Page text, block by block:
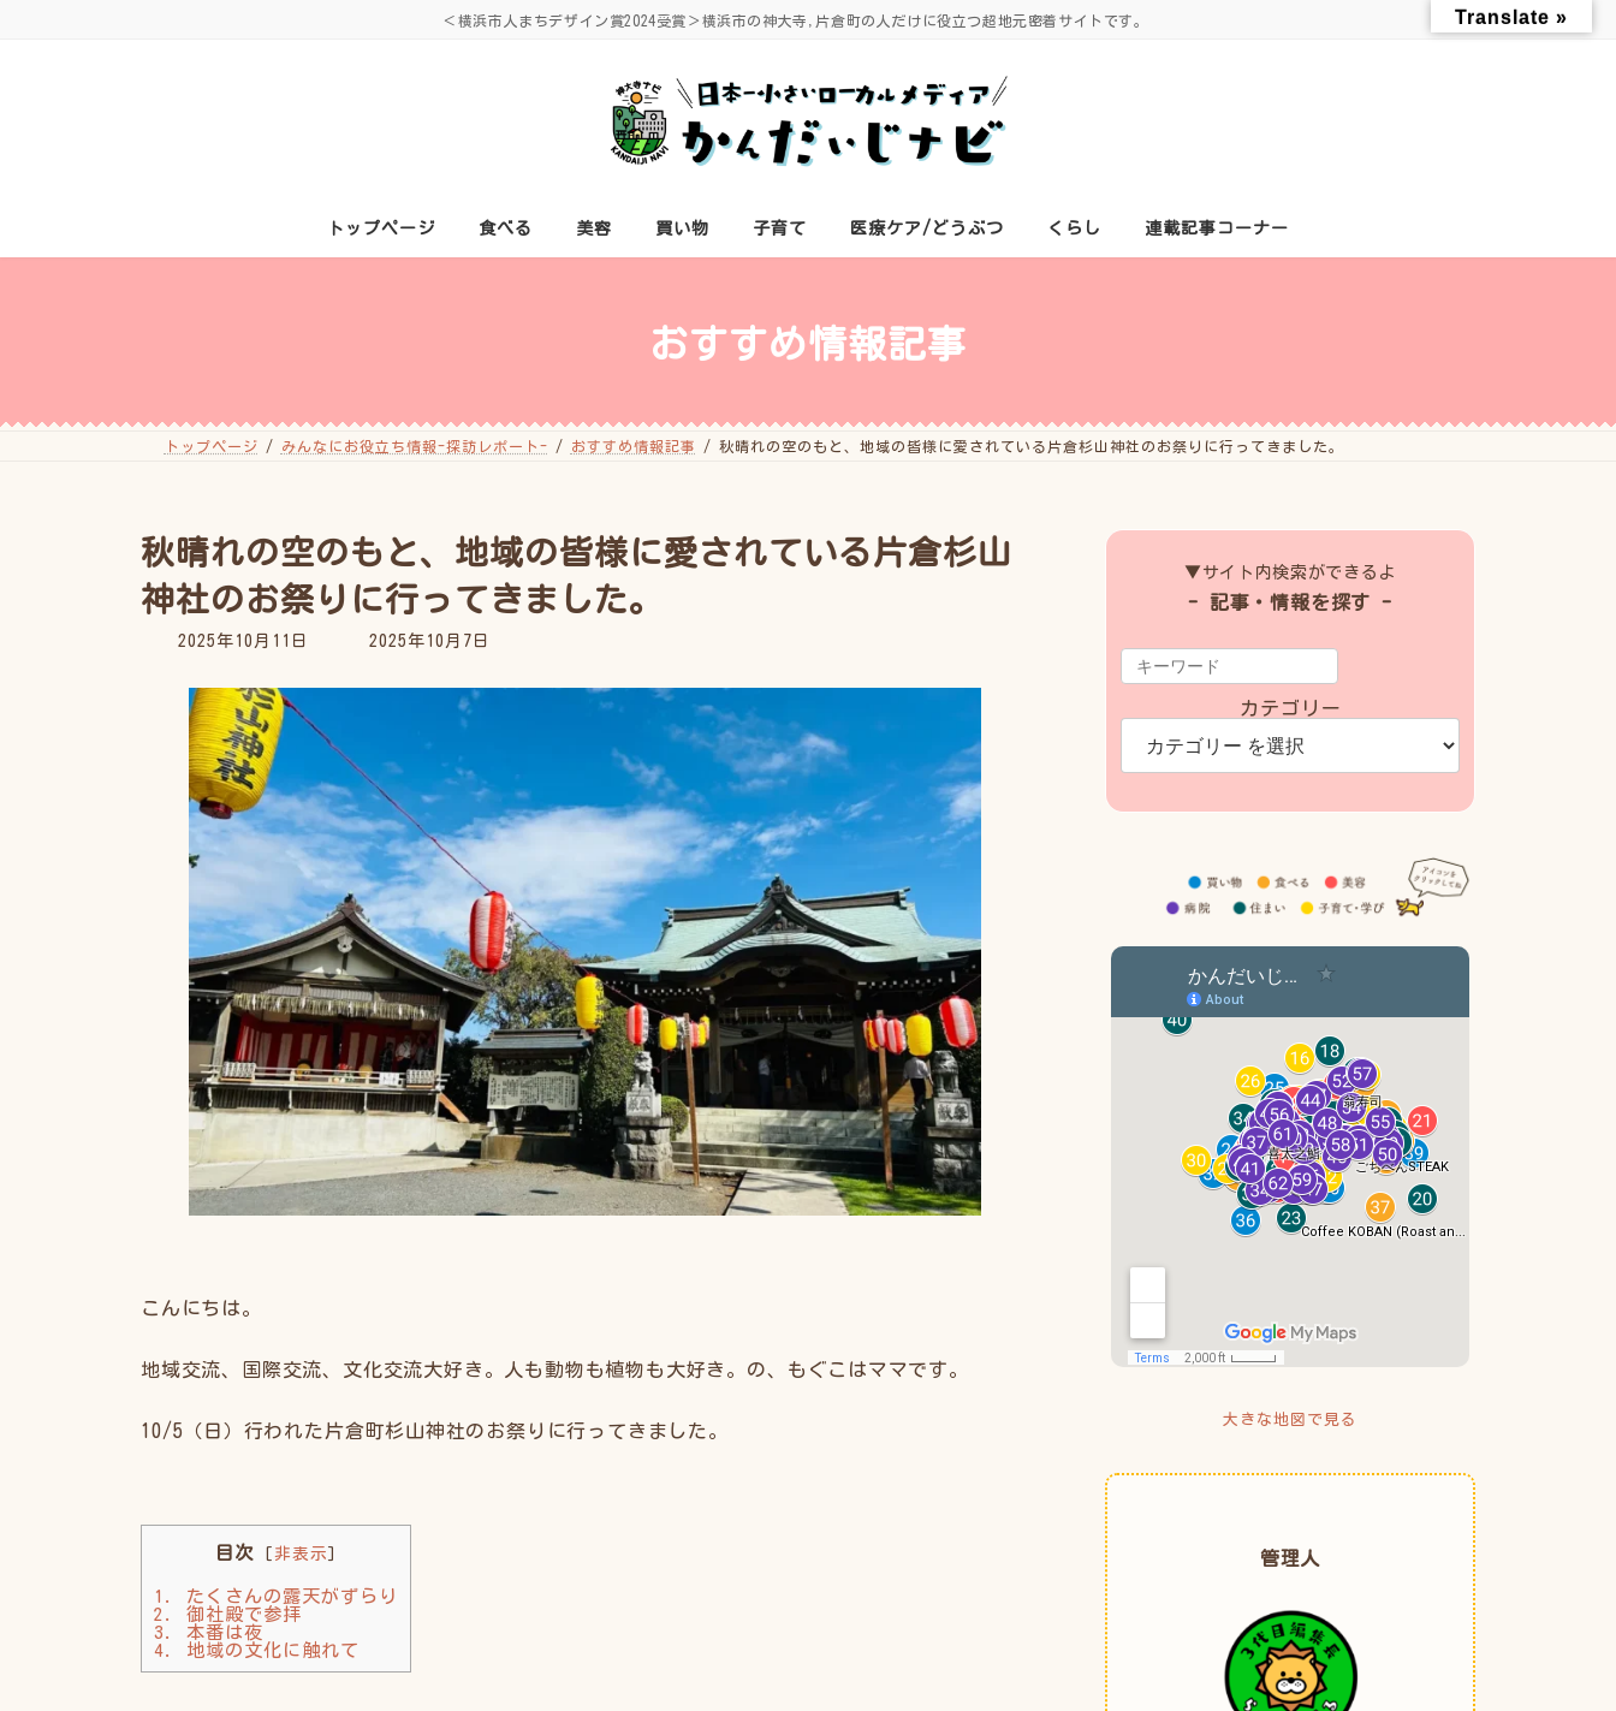
＜横浜市人まちデザイン賞2024受賞＞横浜市の神大寺,片倉町の人だけに役立つ超地元密着サイトです。
トップページ 食べる 美容 買い物 子育て 医療ケア/どうぶつ くらし 連載記事コーナー
おすすめ情報記事
トップページ みんなにお役立ち情報-探訪レポート- おすすめ情報記事 秋晴れの空のもと、地域の皆様に愛されている片倉杉山神社のお祭りに行ってきました。
秋晴れの空のもと、地域の皆様に愛されている片倉杉山
神社のお祭りに行ってきました。
2025年10月11日
最
新
2025年10月7日
こんにちは。
地域交流、国際交流、文化交流大好き。人も動物も植物も大好き。の、もぐこはママです。
10/5（日）行われた片倉町杉山神社のお祭りに行ってきました。
目次 [ 非表示 ]
1.
たくさんの露天がずらり
2.
御社殿で参拝
3.
本番は夜
4.
地域の文化に触れて
▼サイト内検索ができるよ
- 記事・情報を探す -
カテゴリー
大きな地図で見る
管理人
Translate »